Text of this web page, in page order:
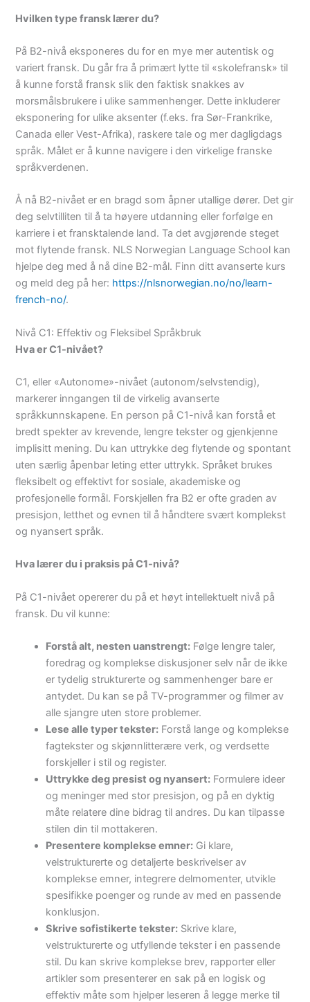
Hvilken type fransk lærer du?
På B2-nivå eksponeres du for en mye mer autentisk og
variert fransk. Du går fra å primært lytte til «skolefransk» til
å kunne forstå fransk slik den faktisk snakkes av
morsmålsbrukere i ulike sammenhenger. Dette inkluderer
eksponering for ulike aksenter (f.eks. fra Sør-Frankrike,
Canada eller Vest-Afrika), raskere tale og mer dagligdags
språk. Målet er å kunne navigere i den virkelige franske
språkverdenen.
Å nå B2-nivået er en bragd som åpner utallige dører. Det gir
deg selvtilliten til å ta høyere utdanning eller forfølge en
karriere i et fransktalende land. Ta det avgjørende steget
mot flytende fransk. NLS Norwegian Language School kan
hjelpe deg med å nå dine B2-mål. Finn ditt avanserte kurs
og meld deg på her: https://nlsnorwegian.no/no/learn-
french-no/.
Nivå C1: Effektiv og Fleksibel Språkbruk
Hva er C1-nivået?
C1, eller «Autonome»-nivået (autonom/selvstendig),
markerer inngangen til de virkelig avanserte
språkkunnskapene. En person på C1-nivå kan forstå et
bredt spekter av krevende, lengre tekster og gjenkjenne
implisitt mening. Du kan uttrykke deg flytende og spontant
uten særlig åpenbar leting etter uttrykk. Språket brukes
fleksibelt og effektivt for sosiale, akademiske og
profesjonelle formål. Forskjellen fra B2 er ofte graden av
presisjon, letthet og evnen til å håndtere svært komplekst
og nyansert språk.
Hva lærer du i praksis på C1-nivå?
På C1-nivået opererer du på et høyt intellektuelt nivå på
fransk. Du vil kunne:
Forstå alt, nesten uanstrengt: Følge lengre taler,
foredrag og komplekse diskusjoner selv når de ikke
er tydelig strukturerte og sammenhenger bare er
antydet. Du kan se på TV-programmer og filmer av
alle sjangre uten store problemer.
Lese alle typer tekster: Forstå lange og komplekse
fagtekster og skjønnlitterære verk, og verdsette
forskjeller i stil og register.
Uttrykke deg presist og nyansert: Formulere ideer
og meninger med stor presisjon, og på en dyktig
måte relatere dine bidrag til andres. Du kan tilpasse
stilen din til mottakeren.
Presentere komplekse emner: Gi klare,
velstrukturerte og detaljerte beskrivelser av
komplekse emner, integrere delmomenter, utvikle
spesifikke poenger og runde av med en passende
konklusjon.
Skrive sofistikerte tekster: Skrive klare,
velstrukturerte og utfyllende tekster i en passende
stil. Du kan skrive komplekse brev, rapporter eller
artikler som presenterer en sak på en logisk og
effektiv måte som hjelper leseren å legge merke til